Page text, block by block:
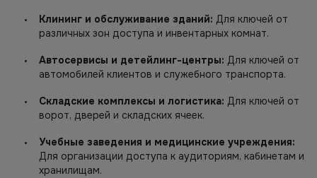
Клининг и обслуживание зданий: Для ключей от
различных зон доступа и инвентарных комнат.
Автосервисы и детейлинг-центры: Для ключей от
автомобилей клиентов и служебного транспорта.
Складские комплексы и логистика: Для ключей от
ворот, дверей и складских ячеек.
Учебные заведения и медицинские учреждения:
Для организации доступа к аудиториям, кабинетам и
хранилищам.